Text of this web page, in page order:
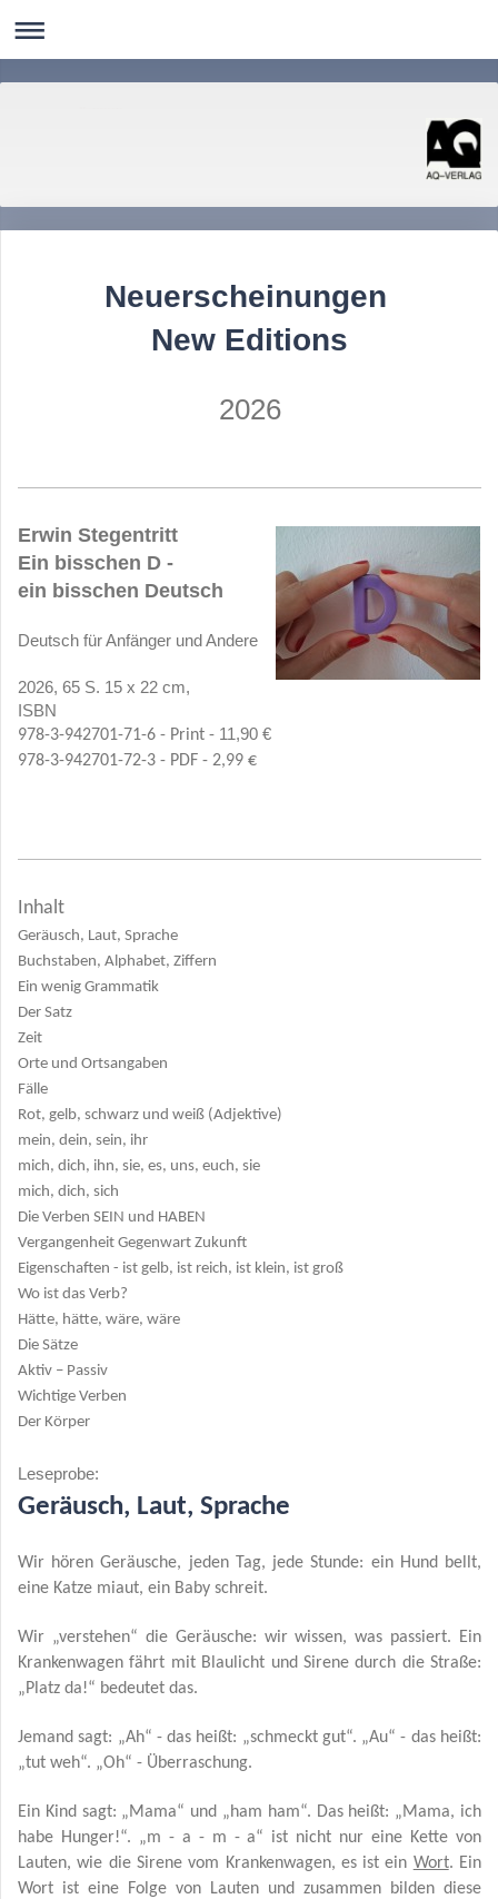
Neuerscheinungen
New Editions
2026
Erwin Stegentritt
Ein bisschen D -
ein bisschen Deutsch
Deutsch für Anfänger und Andere
2026, 65 S. 15 x 22 cm,
ISBN
978-3-942701-71-6 - Print - 11,90 €
978-3-942701-72-3 - PDF - 2,99 €
Inhalt
Geräusch, Laut, Sprache
Buchstaben, Alphabet, Ziffern
Ein wenig Grammatik
Der Satz
Zeit
Orte und Ortsangaben
Fälle
Rot, gelb, schwarz und weiß (Adjektive)
mein, dein, sein, ihr
mich, dich, ihn, sie, es, uns, euch, sie
mich, dich, sich
Die Verben SEIN und HABEN
Vergangenheit Gegenwart Zukunft
Eigenschaften - ist gelb, ist reich, ist klein, ist groß
Wo ist das Verb?
Hätte, hätte, wäre, wäre
Die Sätze
Aktiv – Passiv
Wichtige Verben
Der Körper
Leseprobe:
Geräusch, Laut, Sprache
Wir hören Geräusche, jeden Tag, jede Stunde: ein Hund bellt,
eine Katze miaut, ein Baby schreit.
Wir „verstehen“ die Geräusche: wir wissen, was passiert. Ein
Kran­kenwagen fährt mit Blaulicht und Sirene durch die Straße:
„Platz da!“ bedeutet das.
Jemand sagt: „Ah“ - das heißt: „schmeckt gut“. „Au“ - das heißt:
„tut weh“. „Oh“ - Überraschung.
Ein Kind sagt: „Mama“ und „ham ham“. Das heißt: „Mama, ich
habe Hunger!“. „m - a - m - a“ ist nicht nur eine Kette von
Lauten, wie die Sirene vom Krankenwagen, es ist ein Wort. Ein
Wort ist eine Folge von Lauten und zusammen bilden diese